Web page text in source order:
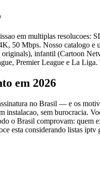
em multiplas
50 Mbps. Nosso catalogo
infantil (Cartoon
Premier League e La
em 2026
no Brasil — e os
instalacao, sem
o Brasil comprovam:
esta considerando listas